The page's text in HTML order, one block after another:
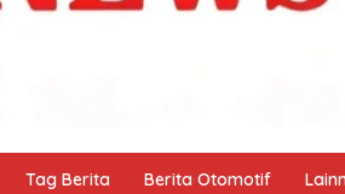
Tag Berita Berita Otomotif